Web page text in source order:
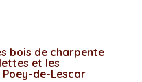
bois de charpente
et les
de-Lescar